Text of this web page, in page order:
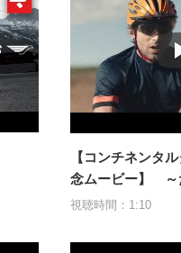
【コンチネンタ
念ムービー】 ～
視聴時間：1:10